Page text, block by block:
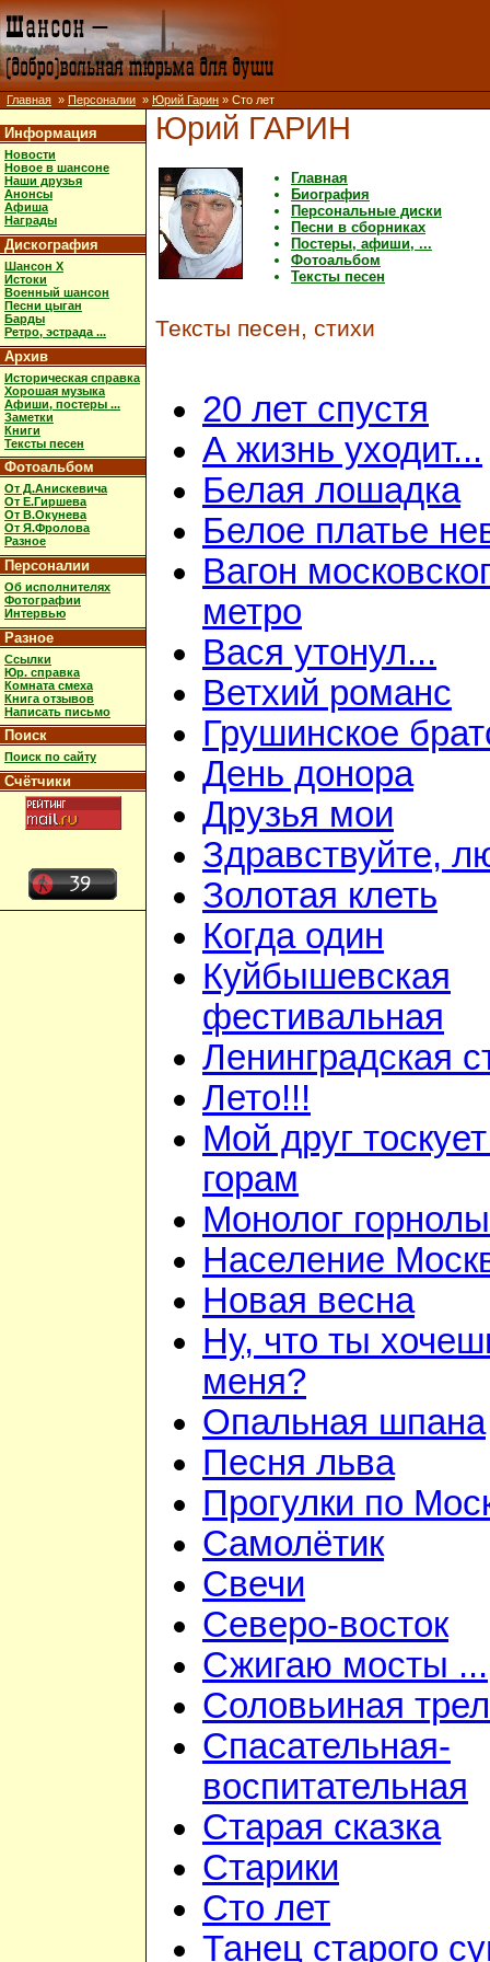
Главная » Персоналии » Юрий Гарин » Сто лет
Информация
Новости
Новое в шансоне
Наши друзья
Анонсы
Афиша
Награды
Дискография
Шансон X
Истоки
Военный шансон
Песни цыган
Барды
Ретро, эстрада ...
Архив
Историческая справка
Хорошая музыка
Афиши, постеры ...
Заметки
Книги
Тексты песен
Фотоальбом
От Д.Анискевича
От Е.Гиршева
От В.Окунева
От Я.Фролова
Разное
Персоналии
Об исполнителях
Фотографии
Интервью
Разное
Ссылки
Юр. справка
Комната смеха
Книга отзывов
Написать письмо
Поиск
Поиск по сайту
Счётчики
Юрий ГАРИН
Главная
Биография
Персональные диски
Песни в сборниках
Постеры, афиши, ...
Фотоальбом
Тексты песен
Тексты песен, стихи
20 лет спустя
А жизнь уходит...
Белая лошадка
Белое платье
Вагон
метро
Вася утонул...
Ветхий романс
Грушинское
День донора
Друзья мои
Здравствуйте,
Золотая клеть
Когда один
Куйбышевская
фестивальная
Ленинградская
Лето!!!
Мой друг
горам
Монолог
Население
Новая весна
Ну, что ты
меня?
Опальная шпана
Песня льва
Прогулки по
Самолётик
Свечи
Северо-восток
Сжигаю мосты ...
Соловьиная
Спасательная-
воспитательная
Старая сказка
Старики
Сто лет
Танец старого